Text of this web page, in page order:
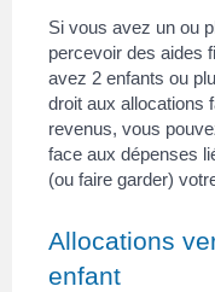
Si vous avez un ou
percevoir des aides
avez 2 enfants ou
droit aux allocations
revenus, vous
face aux dépenses
(ou faire garder)
Allocations
enfant